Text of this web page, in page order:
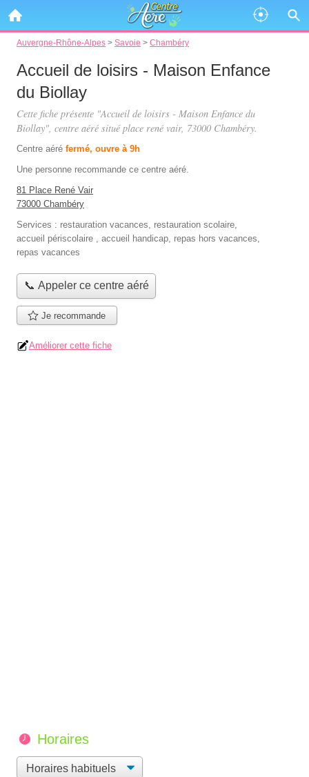
Auvergne-Rhône-Alpes > Savoie > Chambéry
Accueil de loisirs - Maison Enfance
du Biollay
Cette fiche présente "Accueil de loisirs - Maison Enfance du
Biollay", centre aéré situé place rené vair, 73000 Chambéry.
Centre aéré fermé, ouvre à 9h
Une personne recommande ce centre aéré.
81 Place René Vair
73000 Chambéry
Services : restauration vacances, restauration scolaire,
accueil périscolaire , accueil handicap, repas hors vacances,
repas vacances
📞 Appeler ce centre aéré
Je recommande
Améliorer cette fiche
Horaires